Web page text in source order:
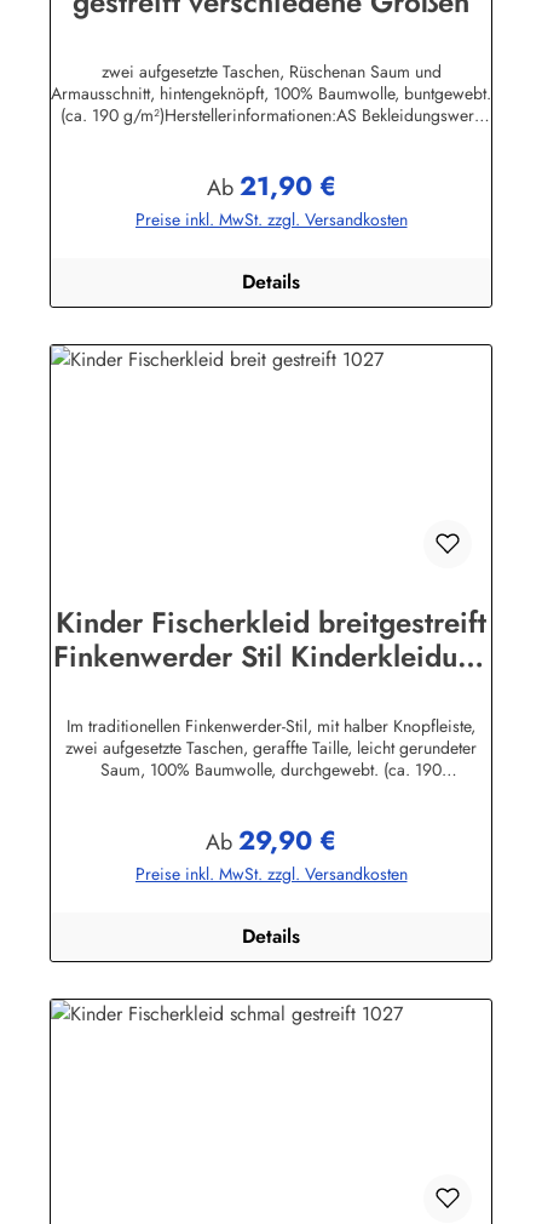
zwei aufgesetzte Taschen, Rüschenan Saum und
Armausschnitt, hintengeknöpft, 100% Baumwolle, buntgewebt.
(ca. 190 g/m²)Herstellerinformationen:AS Bekleidungswerk
Regulärer Preis:
Ab21,90 €
Preise inkl. MwSt. zzgl. Versandkosten
Details
Kinder Fischerkleid breitgestreift
Finkenwerder Stil Kinderkleidung
Im traditionellen Finkenwerder-Stil, mit halber Knopfleiste,
zwei aufgesetzte Taschen, geraffte Taille, leicht gerundeter
Saum, 100% Baumwolle, durchgewebt. (ca. 190
bekleidung.de
Regulärer Preis:
Ab29,90 €
Preise inkl. MwSt. zzgl. Versandkosten
Details